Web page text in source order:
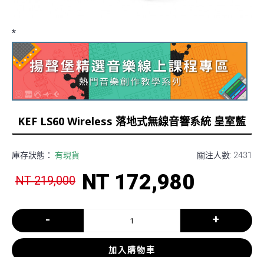
*
KEF LS60 Wireless 落地式無線音響系統 皇室藍
關注人數: 2431
庫存狀態： 有現貨
NT 219,000 NT 172,980
- +
加入購物車